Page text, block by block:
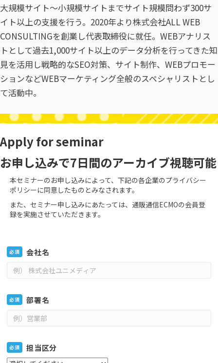
大規模サイト～小規模サイトまでサイト規模問わず300サ
イト以上の支援を行う。2020年より株式会社ALL WEB
CONSULTINGを創業し代表取締役に就任。WEBアナリス
トとして過去1,000サイト以上のデータ分析を行ってきた知
見を活用し戦略的なSEO対策、サイト制作、WEBプロモー
ションなどWEBマーケティング全般のスペシャリストとし
て活動中。
Apply for seminar
お申し込みで7日間のアーカイブ視聴可能
本セミナーのお申し込みによって、下記の各企業のプライバシー
ポリシーに同意したものとみなされます。
また、セミナー申し込みにあたっては、通販通信ECMOの会員登
録を実施させていただきます。
必須 会社名
必須 部署名
必須 担当区分